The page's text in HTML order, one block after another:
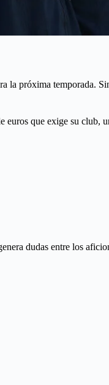
la próxima temporada.
euros que exige su club,
dudas entre los